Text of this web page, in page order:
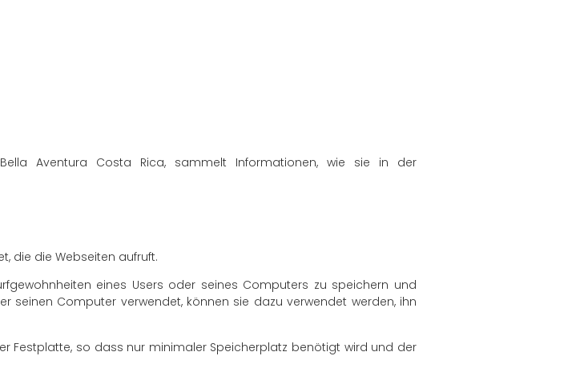
Aventura Costa Rica, sammelt Informationen, wie sie in der
die die Webseiten aufruft.
eines Users oder seines Computers zu speichern und
seinen Computer verwendet, können sie dazu verwendet werden, ihn
Festplatte, so dass nur minimaler Speicherplatz benötigt wird und der